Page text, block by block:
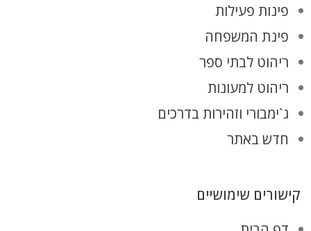
פינות פעילות
פינת המשפחה
ריהוט לבתי ספר
ריהוט למעונות
ג`ימבורי וזהירות בדרכים
חדש באתר
קישורים שימושיים